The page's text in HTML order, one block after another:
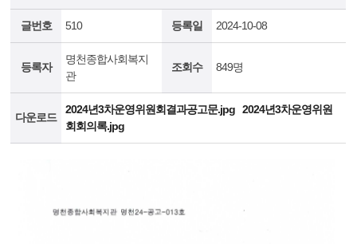
글번호 510 등록일 2024-10-08
등록자
명천종합사회복지
관
조회수 849명
다운로드
2024년3차운영위원회결과공고문.jpg 2024년3차운영위원
회회의록.jpg